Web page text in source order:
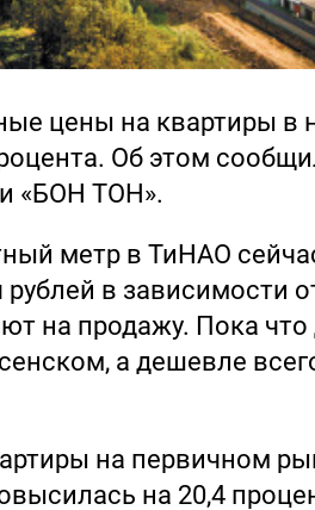
цены на квартиры в
Об этом
«БОН ТОН».
метр в ТиНАО
в зависимости
на продажу. Пока что
а дешевле
на первичном
на 20,4